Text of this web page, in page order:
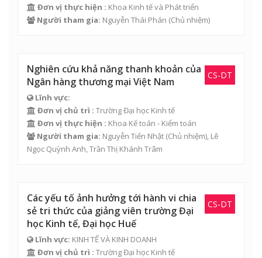
Đơn vị thực hiện : Khoa Kinh tế và Phát triển
Người tham gia: Nguyễn Thái Phán (Chủ nhiệm)
CS-DT
Nghiên cứu khả năng thanh khoản của
Ngân hàng thương mại Việt Nam
Lĩnh vực:
Đơn vị chủ trì : Trường Đại học Kinh tế
Đơn vị thực hiện : Khoa Kế toán - Kiểm toán
Người tham gia: Nguyễn Tiến Nhật (Chủ nhiệm), Lê
Ngọc Quỳnh Anh Trần Thị Khánh Trâm
CS-DT
Các yếu tố ảnh hưởng tới hành vi chia
sẻ tri thức của giảng viên trường Đại
học Kinh tế, Đại học Huế
Lĩnh vực: KINH TẾ VÀ KINH DOANH
Đơn vị chủ trì : Trường Đại học Kinh tế